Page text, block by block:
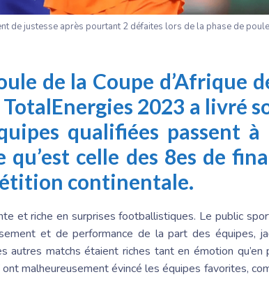
de justesse après pourtant 2 défaites lors de la phase de
de la Coupe d’Afrique
2023 a livré
qualifiées passent à
qu’est celle des 8es de
continentale.
et riche en surprises footballistiques. Le public
et de performance de la part des équipes,
matchs étaient riches tant en émotion qu’en
malheureusement évincé les équipes favorites,